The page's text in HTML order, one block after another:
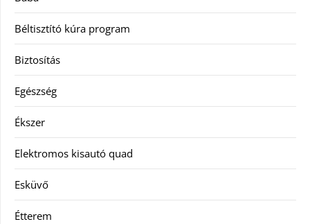
Béltisztító kúra program
Biztosítás
Egészség
Ékszer
Elektromos kisautó quad
Esküvő
Étterem